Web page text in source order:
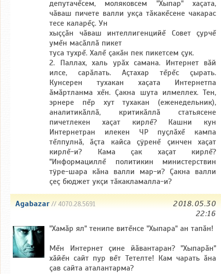
депутачĕсем, моляковсем "Хыпар" хаçата,
чăваш пичете валли укçа тăкакĕсене чакарас
тесе каларĕç. Ун
хыççăн чăваш интеллигенцийĕ Совет çурчĕ
умĕн масăллă пикет
туса тухрĕ. Халĕ çакăн пек пикетсем çук.
2. Паллах, халь урăх самана. Интернет вăй
илсе, сарăлать. Аçтахар тĕрĕс çырать.
Кунсерен тухакан хаçата Интернетпа
ăмăртланма хĕн. Çакна шута илмеллех. Тен,
эрнере пĕр хут тухакан (еженедельник),
аналитикăллă, критикăллă статьясене
пичетлекен хаçат кирлĕ? Кашни кун
Интернетран илекен ЧР пуçлăхĕ кампа
тĕлпулнă, ăçта кайса çÿренĕ çинчен хаçат
кирлĕ-и? Кама çак хаçат кирлĕ?
"Информациллĕ политикин министерствин
тÿре-шара кăна валли мар-и? Çакна валли
çеç бюджет укçи тăкакламалла-и?
Agabazar// 4070.28.5691
2018.05.30
22:16
"Хамăр ял" тенипе витĕнсе "Хыпара" ан тапăн!
Мĕн Интернет çине йăвантаран? "Хыпарăн"
хăйĕн сайт пур вĕт Тетелте! Кам чарать ăна
çав сайта аталантарма?